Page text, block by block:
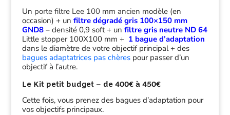
Un porte filtre Lee 100 mm ancien modèle(en
occasion) + un filtre dégradé gris 100×150 mm
GND8– densité 0,9 soft + un filtre gris neutre ND 64
Little stopper 100X100 mm + 1 bague d’adaptation
dans le diamètre de votre objectif principal + des
bagues adaptatrices pas chèrespour passer d’un
objectif à l’autre.
Le Kit petit budget – de 400€ à 450€
Cette fois, vous prenez des bagues d’adaptation pour
vos objectifs principaux.